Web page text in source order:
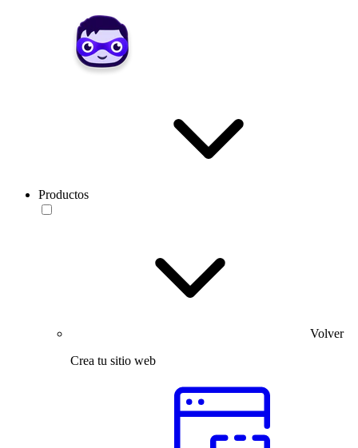
Productos
Volver
Crea tu sitio web